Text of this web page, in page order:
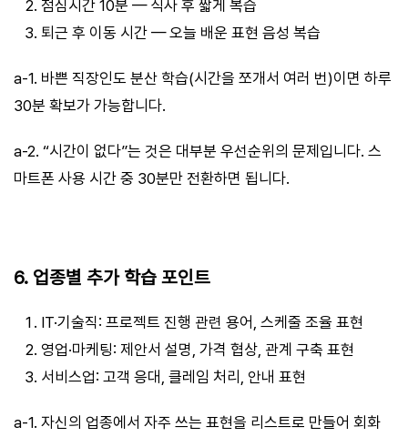
점심시간 10분 — 식사 후 짧게 복습
퇴근 후 이동 시간 — 오늘 배운 표현 음성 복습
a-1. 바쁜 직장인도 분산 학습(시간을 쪼개서 여러 번)이면 하루
30분 확보가 가능합니다.
a-2. “시간이 없다”는 것은 대부분 우선순위의 문제입니다. 스
마트폰 사용 시간 중 30분만 전환하면 됩니다.
6. 업종별 추가 학습 포인트
IT·기술직: 프로젝트 진행 관련 용어, 스케줄 조율 표현
영업·마케팅: 제안서 설명, 가격 협상, 관계 구축 표현
서비스업: 고객 응대, 클레임 처리, 안내 표현
a-1. 자신의 업종에서 자주 쓰는 표현을 리스트로 만들어 회화